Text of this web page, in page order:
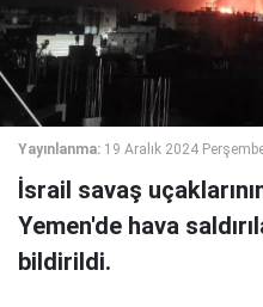
Yayınlanma: 19 Aralık 2024
İsrail savaş
Yemen'de hava
bildirildi.